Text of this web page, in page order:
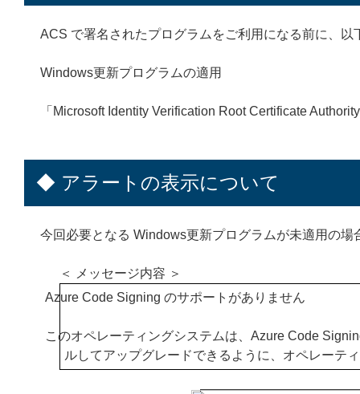
ACS で署名されたプログラムをご利用になる前に、
Windows更新プログラムの適用
「Microsoft Identity Verification Root Certificate
◆ アラートの表示について
今回必要となる Windows更新プログラムが未適用の
＜ メッセージ内容 ＞
Azure Code Signing のサポートがありません
このオペレーティングシステムは、Azure Code
ルしてアップグレードできるように、オペレーテ